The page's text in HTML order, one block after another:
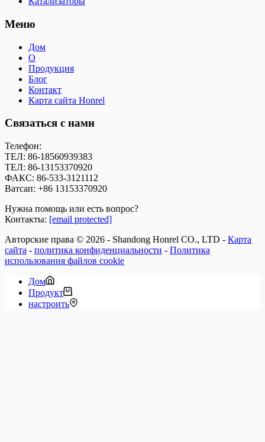
Меню
Дом
О
Продукция
Блог
Контакт
Карта сайта Honrel
Связаться с нами
Телефон:
ТЕЛ: 86-18560939383
ТЕЛ: 86-13153370920
ФАКС: 86-533-3121112
Ватсап: +86 13153370920
Нужна помощь или есть вопрос?
Контакты: [email protected]
Авторские права © 2026 - Shandong Honrel CO., LTD - Карта
сайта - политика конфиденциальности - Политика
использования файлов cookie
Дом
Продукт
настроить